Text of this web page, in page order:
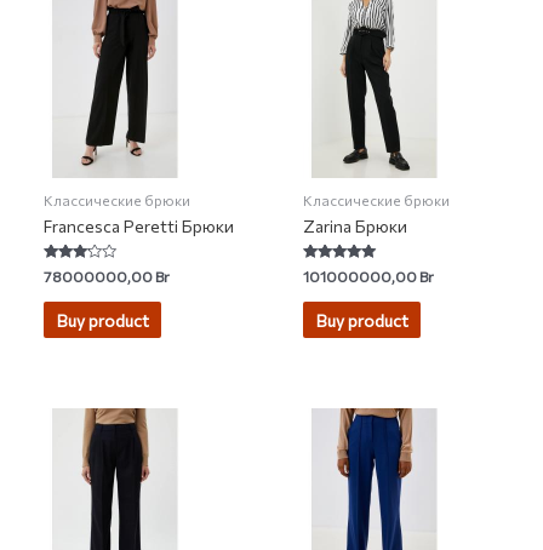
Классические брюки
Francesca Peretti Брюки
Rated
3.00
out of 5
78000000,00Br
Buy product
Классические брюки
Zarina Брюки
Rated
4.75
out of 5
101000000,00Br
Buy product